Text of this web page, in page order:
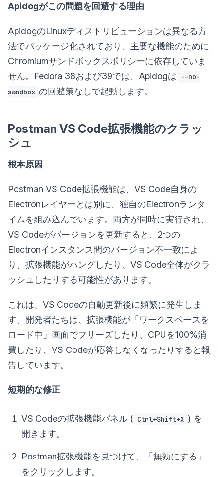
Apidogがこの問題を回避する理由
ApidogのLinuxディストリビューションは異なる方
法でパッケージ化されており、主要な機能のために
Chromiumサンドボックスポリシーに依存していま
せん。Fedora 38および39では、Apidogは
--no-
sandbox の回避策なしで起動します。
Postman VS Code拡張機能のクラッ
シュ
根本原因
Postman VS Code拡張機能は、VS Code自身の
Electronレイヤーとは別に、独自のElectronランタ
イムを組み込んでいます。両方が同時に実行され、
VS Codeがバージョンを更新すると、2つの
Electronインスタンス間のバージョン不一致によ
り、拡張機能がハングしたり、VS Code全体がクラ
ッシュしたりする可能性があります。
これは、VS Codeの自動更新後に頻繁に発生しま
す。開発者たちは、拡張機能が「ワークスペースを
ロード中」画面でフリーズしたり、CPUを100%消
費したり、VS Codeが応答しなくなったりすると報
告しています。
短期的な修正
VS Codeの拡張機能パネル ( Ctrl+Shift+X ) を
開きます。
Postman拡張機能を見つけて、「無効にする」
をクリックします。